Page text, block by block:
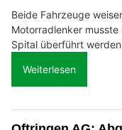
Beide Fahrzeuge
Motorradlenker
Spital überführt
Weiterlesen